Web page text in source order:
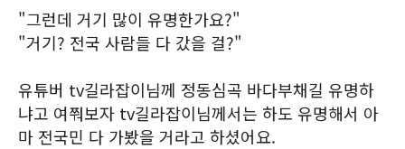
"그런데 거기 많이 유명한가요?"
"거기? 전국 사람들 다 갔을 걸?"
유튜버 tv길라잡이님께 정동심곡 바다부채길 유명하
냐고 여쭤보자 tv길라잡이님께서는 하도 유명해서 아
마 전국민 다 가봤을 거라고 하셨어요.